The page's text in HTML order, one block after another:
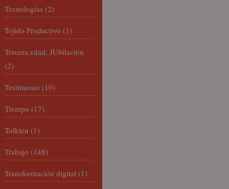
Tecnologías (2)
Tejido Productivo (1)
Tercera edad; JUbilación
(2)
Testimonio (10)
Tiempo (17)
Tolkien (1)
Trabajo (148)
Transformación digital (1)